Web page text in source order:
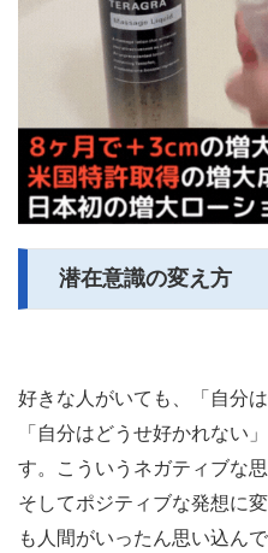
潜在意識の変え方
好きな人がいても、「自分
「自分はどうせ好かれない
す。こういうネガティブな
そしてポジティブな発想に
も人間がいったん思い込ん